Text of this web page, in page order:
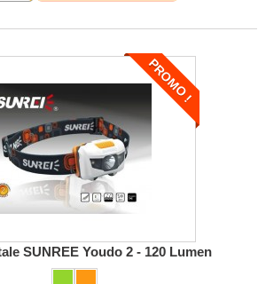
PROMO !
SUNREE Youdo 2 - 120 Lumen